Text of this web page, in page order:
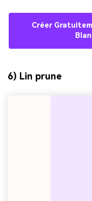
Créer
6) Lin prune